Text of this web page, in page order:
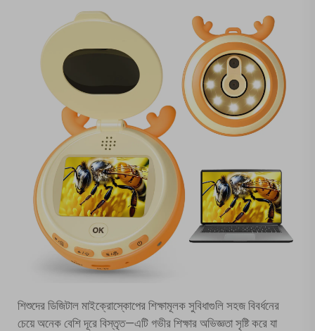
শিশুদের ডিজিটাল মাইক্রোস্কোপের শিক্ষামূলক সুবিধাগুলি সহজ বিবর্ধনের
চেয়ে অনেক বেশি দূরে বিস্তৃত—এটি গভীর শিক্ষার অভিজ্ঞতা সৃষ্টি করে যা